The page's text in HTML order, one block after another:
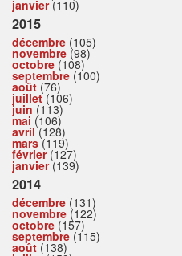
janvier(110)
2015
décembre (105)
novembre (98)
octobre (108)
septembre (100)
août (76)
juillet(106)
juin (113)
mai (106)
avril(128)
mars(119)
février(127)
janvier(139)
2014
décembre (131)
novembre (122)
octobre (157)
septembre (115)
août (138)